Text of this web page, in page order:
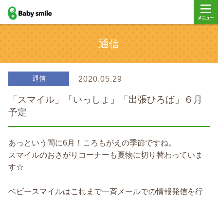
baby smile
通信
通信 2020.05.29
「スマイル」「いっしょ」「出張ひろば」６月
予定
あっという間に6月！ころもがえの季節ですね。
スマイルのおさがりコーナーも夏物に切り替わっていま
す☆
ベビースマイルはこれまで一斉メールでの情報発信を行